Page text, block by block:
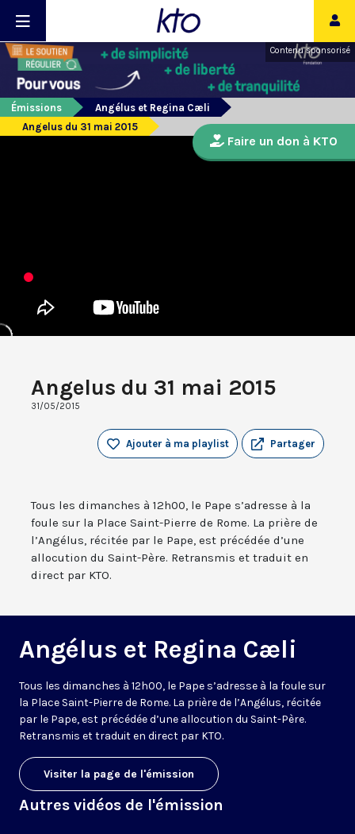
Contenu sponsorisé
Émissions
Angélus et Regina Cæli
Angelus du 31 mai 2015
Angelus du 31 mai 2015
31/05/2015
Partager
Ajouter à ma playlist
Tous les dimanches à 12h00, le Pape s’adresse à la
foule sur la Place Saint-Pierre de Rome. La prière de
l’Angélus, récitée par le Pape, est précédée d’une
allocution du Saint-Père. Retransmis et traduit en
direct par KTO.
Angélus et Regina Cæli
Tous les dimanches à 12h00, le Pape s’adresse à la foule sur
la Place Saint-Pierre de Rome. La prière de l’Angélus, récitée
par le Pape, est précédée d’une allocution du Saint-Père.
Retransmis et traduit en direct par KTO.
Visiter la page de l'émission
Autres vidéos de l'émission
Faire un don à KTO